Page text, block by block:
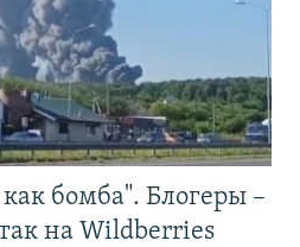
бомба". Блогеры –
на Wildberries